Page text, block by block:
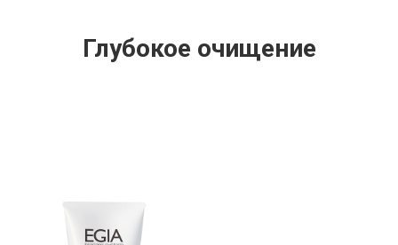
Глубокое очищение